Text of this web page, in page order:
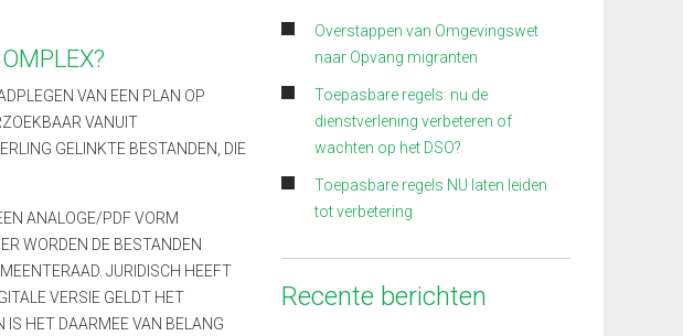
VAN EEN PLAN OP
VANUIT
GELINKTE BESTANDEN, DIE
ANALOGE/PDF VORM
WORDEN DE BESTANDEN
JURIDISCH HEEFT
VERSIE GELDT HET
IS HET DAARMEE VAN BELANG
Overstappen van Omgevingswet
naar Opvang migranten
Toepasbare regels: nu de
dienstverlening verbeteren of
wachten op het DSO?
Toepasbare regels NU laten leiden
tot verbetering
Recente berichten